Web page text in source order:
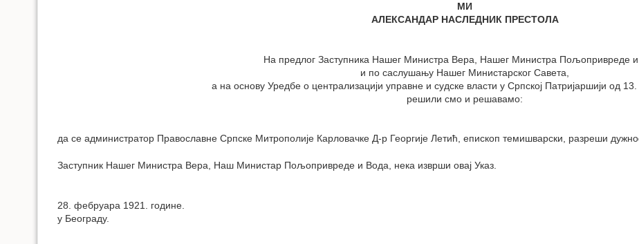
МИ
АЛЕКСАНДАР НАСЛЕДНИК ПРЕСТОЛА
На предлог Заступника Нашег Министра Вера, Нашег Министра Пољопривреде и
и по саслушању Нашег Министарског Савета,
а на основу Уредбе о централизацији управне и судске власти у Српској Патријаршији од
решили смо и решавамо:
да се администратор Православне Српске Митрополије Карловачке Д-р Георгије Летић, епископ темишварски, разреши
Заступник Нашег Министра Вера, Наш Министар Пољопривреде и Вода, нека изврши овај Указ.
28. фебруара 1921. године.
у Београду.